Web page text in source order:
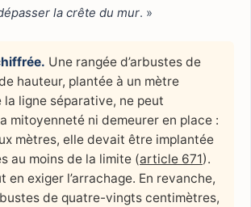
la crête du mur. »
Une rangée d’arbustes de
hauteur, plantée à un mètre
ligne séparative, ne peut
mitoyenneté ni demeurer en place :
mètres, elle devait être implantée
au moins de la limite (article 671).
en exiger l’arrachage. En revanche,
de quatre-vingts centimètres,